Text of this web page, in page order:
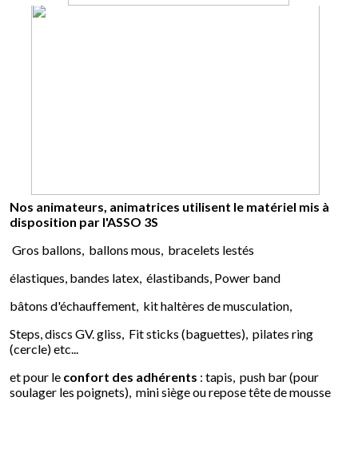
Nos animateurs, animatrices utilisent le matériel mis à
disposition par l'ASSO 3S
Gros ballons, ballons mous, bracelets lestés
élastiques, bandes latex, élastibands, Power band
bâtons d'échauffement, kit haltères de musculation,
Steps, discs GV. gliss, Fit sticks (baguettes), pilates ring
(cercle) etc...
et pour le confort des adhérents : tapis, push bar (pour
soulager les poignets), mini siège ou repose tête de mousse